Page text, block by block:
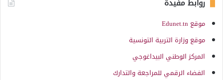
روابط مفيدة
موقع Edunet.tn
موقع وزارة التربية التونسية
المركز الوطني البيداغوجي
الفضاء الرقمي للمراجعة والتدارك